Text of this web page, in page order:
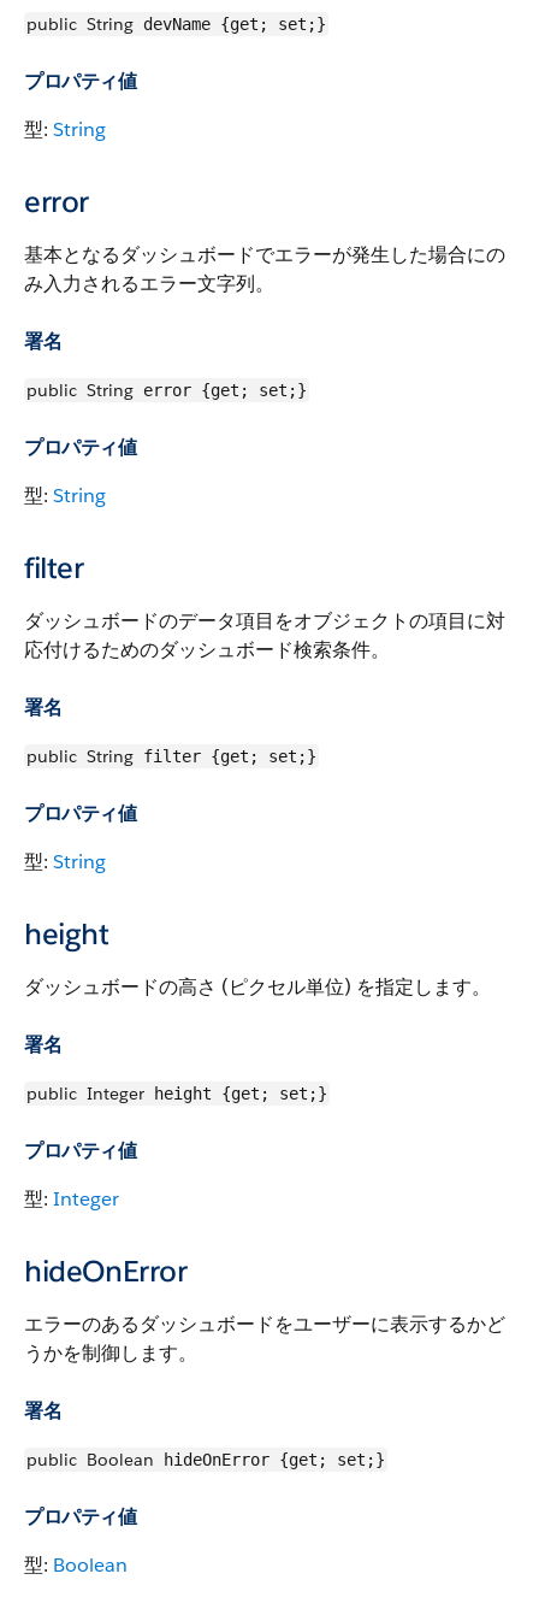
public String devName {get; set;}
プロパティ値
型: String
error
基本となるダッシュボードでエラーが発生した場合にの
み入力されるエラー文字列。
署名
public String error {get; set;}
プロパティ値
型: String
filter
ダッシュボードのデータ項目をオブジェクトの項目に対
応付けるためのダッシュボード検索条件。
署名
public String filter {get; set;}
プロパティ値
型: String
height
ダッシュボードの高さ (ピクセル単位) を指定します。
署名
public Integer height {get; set;}
プロパティ値
型: Integer
hideOnError
エラーのあるダッシュボードをユーザーに表示するかど
うかを制御します。
署名
public Boolean hideOnError {get; set;}
プロパティ値
型: Boolean